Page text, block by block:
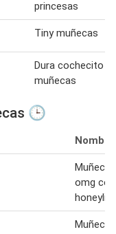
princesas
Tiny muñecas
Dura cochecito
muñecas
🕒
Nombre
Muñeca
omg
Muñeca